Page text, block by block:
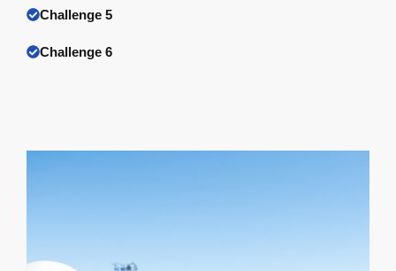
Challenge 5
Challenge 6